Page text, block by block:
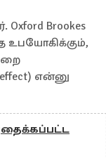
Brookes
உபயோகிக்கும்,
என்னு